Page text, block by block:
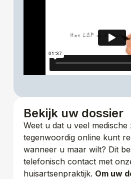
Bekijk uw dossier
Weet u dat u veel medische
tegenwoordig online kunt
wanneer u maar wilt? Dit
telefonisch contact met
huisartsenpraktijk. Om uw